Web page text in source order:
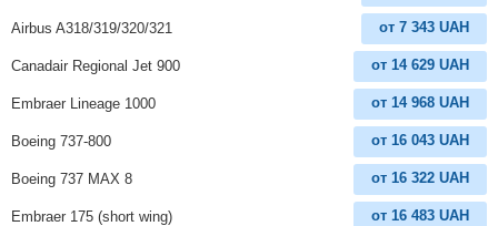
Airbus A318/319/320/321 от 7 343 UAH
Canadair Regional Jet 900 от 14 629 UAH
Embraer Lineage 1000 от 14 968 UAH
Boeing 737-800 от 16 043 UAH
Boeing 737 MAX 8 от 16 322 UAH
Embraer 175 (short wing) от 16 483 UAH